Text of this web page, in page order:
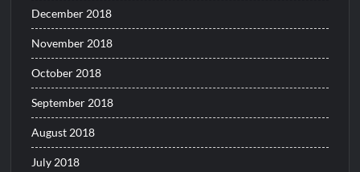
December 2018
November 2018
October 2018
September 2018
August 2018
July 2018